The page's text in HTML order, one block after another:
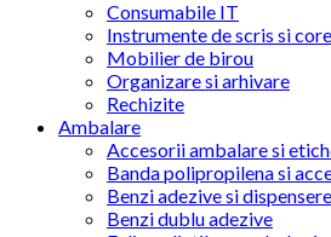
Consumabile IT
Instrumente de scris si
Mobilier de birou
Organizare si arhivare
Rechizite
Ambalare
Accesorii ambalare si
Banda polipropilena si
Benzi adezive si dispensere
Benzi dublu adezive